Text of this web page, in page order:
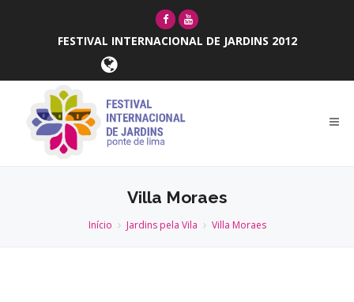
FESTIVAL INTERNACIONAL DE JARDINS 2012
Villa Moraes
Início Jardins pela Vila Villa Moraes